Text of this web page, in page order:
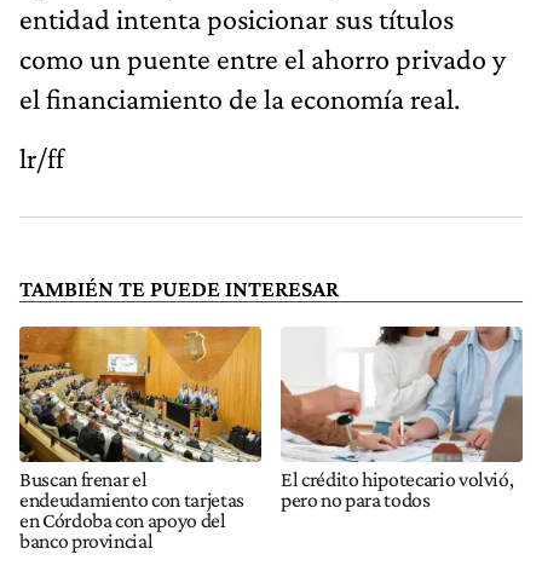
entidad intenta posicionar sus títulos
como un puente entre el ahorro privado y
el financiamiento de la economía real.
lr/ff
TAMBIÉN TE PUEDE INTERESAR
Buscan frenar el
endeudamiento con tarjetas
en Córdoba con apoyo del
banco provincial
El crédito hipotecario volvió,
pero no para todos